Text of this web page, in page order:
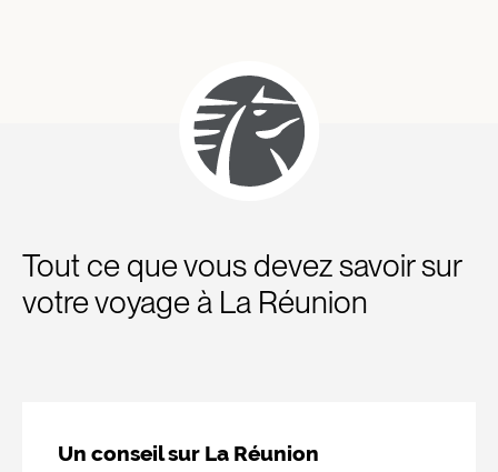
Tout ce que vous devez savoir sur
votre voyage à La Réunion
Un conseil sur La Réunion